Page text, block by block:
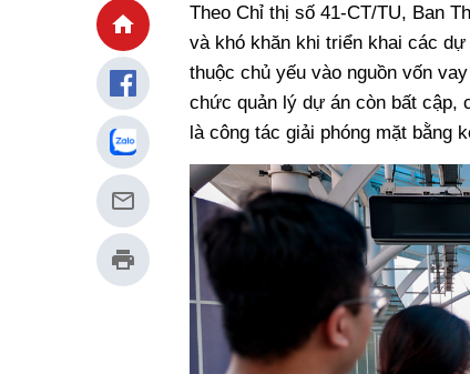
Theo Chỉ thị số 41-CT/TU, Ban
và khó khăn khi triển khai các
thuộc chủ yếu vào nguồn vốn
chức quản lý dự án còn bất cập,
là công tác giải phóng mặt bằng